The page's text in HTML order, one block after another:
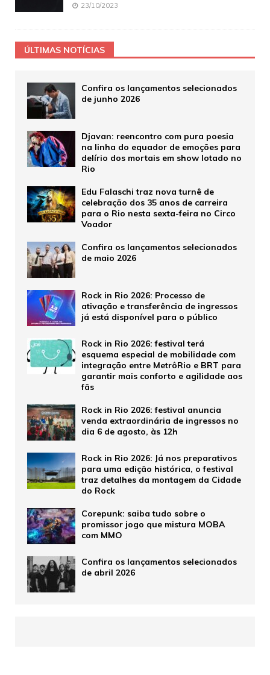
23/10/2023
ÚLTIMAS NOTÍCIAS
Confira os lançamentos selecionados
de junho 2026
Djavan: reencontro com pura poesia
na linha do equador de emoções para
delírio dos mortais em show lotado no
Rio
Edu Falaschi traz nova turnê de
celebração dos 35 anos de carreira
para o Rio nesta sexta-feira no Circo
Voador
Confira os lançamentos selecionados
de maio 2026
Rock in Rio 2026: Processo de
ativação e transferência de ingressos
já está disponível para o público
Rock in Rio 2026: festival terá
esquema especial de mobilidade com
integração entre MetrôRio e BRT para
garantir mais conforto e agilidade aos
fãs
Rock in Rio 2026: festival anuncia
venda extraordinária de ingressos no
dia 6 de agosto, às 12h
Rock in Rio 2026: Já nos preparativos
para uma edição histórica, o festival
traz detalhes da montagem da Cidade
do Rock
Corepunk: saiba tudo sobre o
promissor jogo que mistura MOBA
com MMO
Confira os lançamentos selecionados
de abril 2026